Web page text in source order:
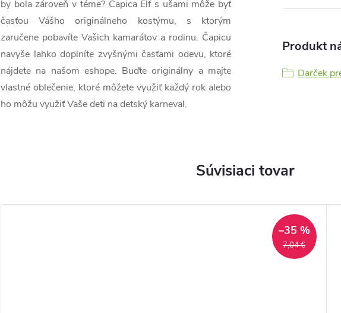
by bola zároveň v téme? Čapica Elf s ušami môže byť
časťou Vášho originálneho kostýmu, s ktorým
zaručene pobavíte Vašich kamarátov a rodinu. Čapicu
navyše ľahko doplníte zvyšnými časťami odevu, ktoré
nájdete na našom eshope. Buďte originálny a majte
vlastné oblečenie, ktoré môžete využiť každý rok alebo
ho môžu využiť Vaše deti na detský karneval.
Produkt
Darček
Súvisiaci tovar
7,04 €
–35 %